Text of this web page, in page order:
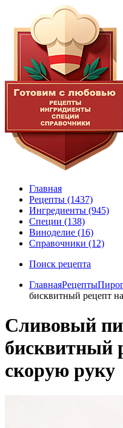
Главная
Рецепты (1437)
Ингредиенты (945)
Специи (138)
Виноделие (16)
Справочники (12)
Поиск рецепта
ГлавнаяРецепты
бисквитный рецепт
Сливовый
бисквитный
скорую руку